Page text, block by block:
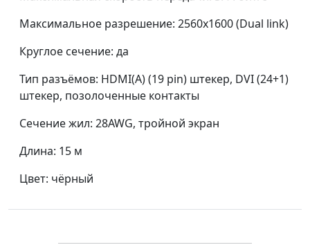
Максимальное разрешение: 2560x1600 (Dual link)
Круглое сечение: да
Тип разъёмов: HDMI(А) (19 pin) штекер, DVI (24+1)
штекер, позолоченные контакты
Сечение жил: 28AWG, тройной экран
Длина: 15 м
Цвет: чёрный